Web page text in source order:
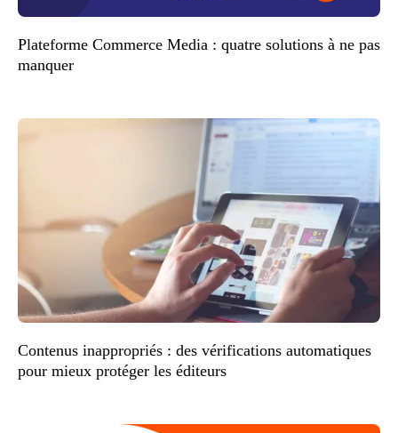
Plateforme Commerce Media : quatre solutions à ne pas
manquer
Contenus inappropriés : des vérifications automatiques
pour mieux protéger les éditeurs